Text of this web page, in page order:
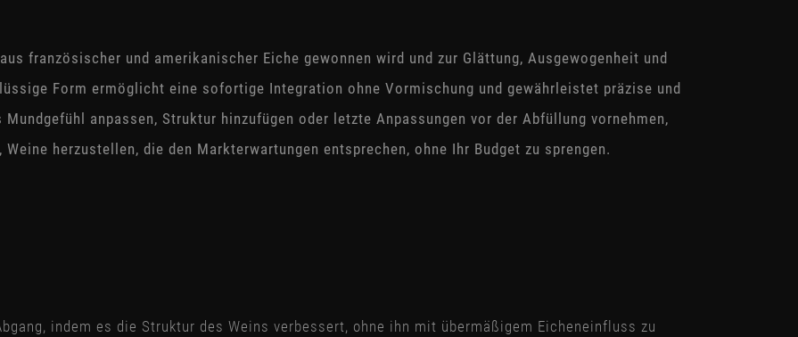
französischer und amerikanischer Eiche gewonnen wird und zur Glättung, Ausgewogenheit und
Form ermöglicht eine sofortige Integration ohne Vormischung und gewährleistet präzise und
anpassen, Struktur hinzufügen oder letzte Anpassungen vor der Abfüllung vornehmen,
herzustellen, die den Markterwartungen entsprechen, ohne Ihr Budget zu sprengen.
indem es die Struktur des Weins verbessert, ohne ihn mit übermäßigem Eicheneinfluss zu